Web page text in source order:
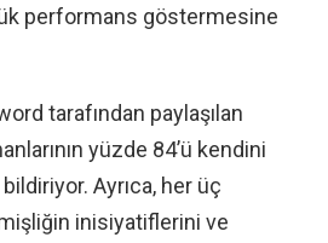
performans göstermesine
tarafından paylaşılan
yüzde 84’ü kendini
Ayrıca, her üç
inisiyatiflerini ve